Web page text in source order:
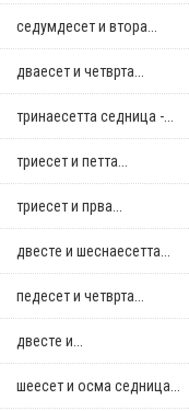
седумдесет и втора...
дваесет и четврта...
тринаесетта седница -...
триесет и петта...
триесет и прва...
двестe и шеснаесетта...
педесет и четврта...
двестe и...
шеесет и осма седница...